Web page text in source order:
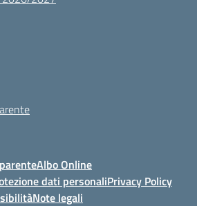
Albo Online
dati personaliPrivacy Policy
Note legali